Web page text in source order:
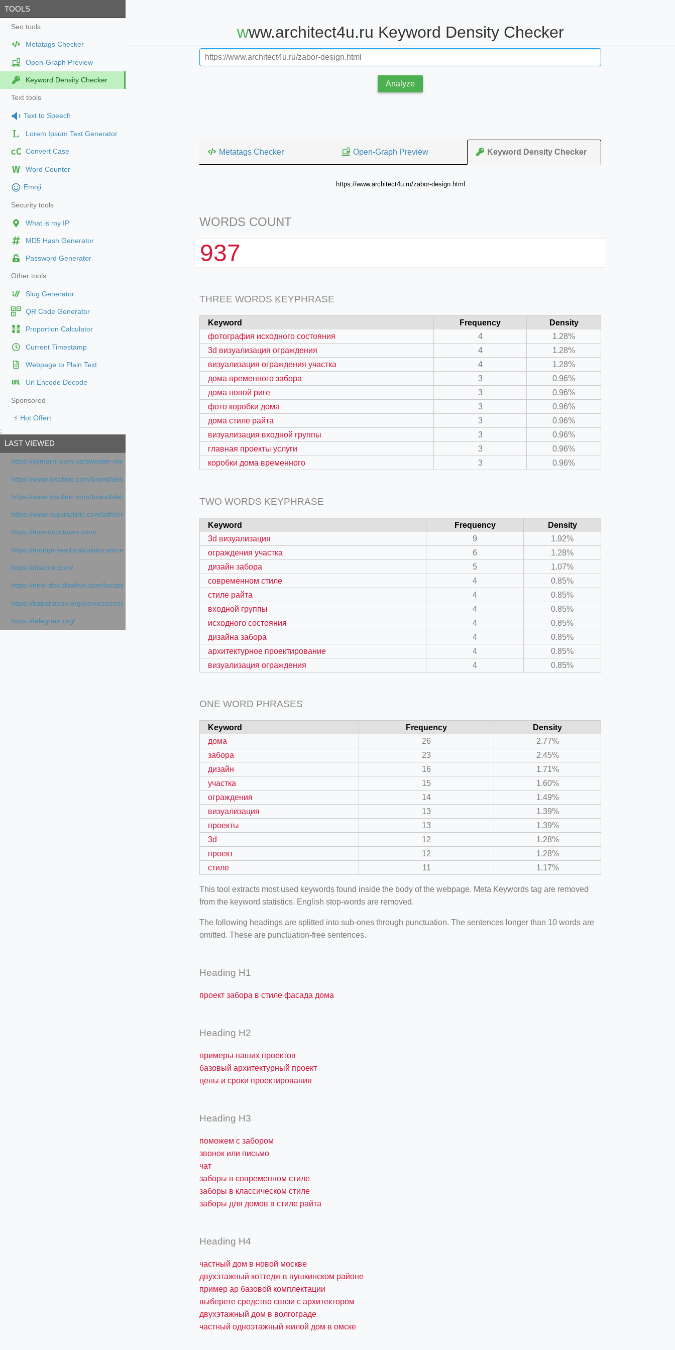
TOOLS
Seo tools
Metatags Checker
Open-Graph Preview
Keyword Density Checker
Text tools
Text to Speech
Lorem Ipsum Text Generator
cC Convert Case
Word Counter
Emoji
Security tools
What is my IP
MD5 Hash Generator
Password Generator
Other tools
Slug Generator
QR Code Generator
Proportion Calculator
Current Timestamp
Webpage to Plain Text
Url Encode Decode
Sponsored
⚡ Hot Offert
;
LAST VIEWED
https://symarhl.com.ua/sweater-merino-crew-neck-navy-blue/
https://www.blsclinic.com/brand/detail.php
https://www.blsclinic.com/brand/detail.php?c=1013&n=29306
https://www.mjskinclinic.com/aithermage
https://morroccotours.com/
https://monge-feed-calculator.vercel.app/feed-calculator
https://discord.com/
https://new-dev.slowfive.com/location/co-work?lat=37.49813&lng=127.0284&zoom=16
https://babalrayan.org/services/recycling-shredder-plant-equipment/scrap-shredder-fabrication
https://telegram.org/
www.architect4u.ru Keyword Density Checker
Analyze
Metatags Checker Open-Graph Preview Keyword Density Checker
https://www.architect4u.ru/zabor-design.html
WORDS COUNT
937
THREE WORDS KEYPHRASE
Keyword Frequency
Density
фотография исходного состояния
4
1.28%
3d визуализация ограждения
4
1.28%
визуализация ограждения участка
4
1.28%
дома временного забора
3
0.96%
дома новой риге
3
0.96%
фото коробки дома
3
0.96%
дома стиле райта
3
0.96%
визуализация входной группы
3
0.96%
главная проекты услуги
3
0.96%
коробки дома временного
3 0.96%
TWO WORDS KEYPHRASE
Keyword Frequency
Density
3d визуализация
9
1.92%
ограждения участка
6
1.28%
дизайн забора
5
1.07%
современном стиле
4
0.85%
стиле райта
4
0.85%
входной группы
4
0.85%
исходного состояния
4
0.85%
дизайна забора
4
0.85%
архитектурное проектирование
4
0.85%
визуализация ограждения
4 0.85%
ONE WORD PHRASES
Keyword Frequency
Density
дома
26
2.77%
забора
23
2.45%
дизайн
16
1.71%
участка
15
1.60%
ограждения
14
1.49%
визуализация
13
1.39%
проекты
13
1.39%
3d
12
1.28%
проект
12
1.28%
стиле
11 1.17%
This tool extracts most used keywords found inside the body of the webpage. Meta Keywords tag are removed
from the keyword statistics. English stop-words are removed.
The following headings are splitted into sub-ones through punctuation. The sentences longer than 10 words are
omitted. These are punctuation-free sentences.
Heading H1
проект забора в стиле фасада дома
Heading H2
примеры наших проектов
базовый архитектурный проект
цены и сроки проектирования
Heading H3
поможем с забором
звонок или письмо
чат
заборы в современном стиле
заборы в классическом стиле
заборы для домов в стиле райта
Heading H4
частный дом в новой москве
двухэтажный коттедж в пушкинском районе
пример ар базовой комплектации
выберете средство связи с архитектором
двухэтажный дом в волгограде
частный одноэтажный жилой дом в омске